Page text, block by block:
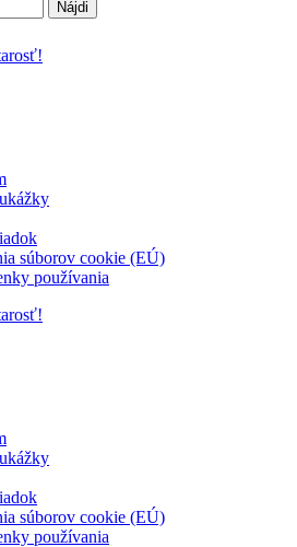
súborov cookie (EÚ)
používania
súborov cookie (EÚ)
používania